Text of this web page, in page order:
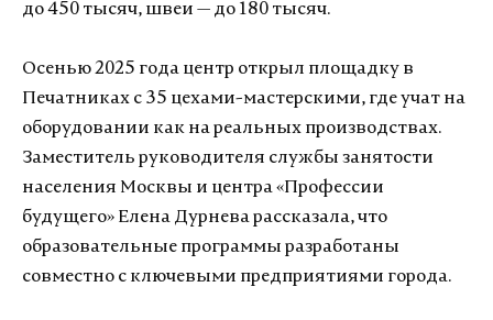
до 450 тысяч, швеи — до 180 тысяч.
Осенью 2025 года центр открыл площадку в
Печатниках с 35 цехами-мастерскими, где учат на
оборудовании как на реальных производствах.
Заместитель руководителя службы занятости
населения Москвы и центра «Профессии
будущего» Елена Дурнева рассказала, что
образовательные программы разработаны
совместно с ключевыми предприятиями города.